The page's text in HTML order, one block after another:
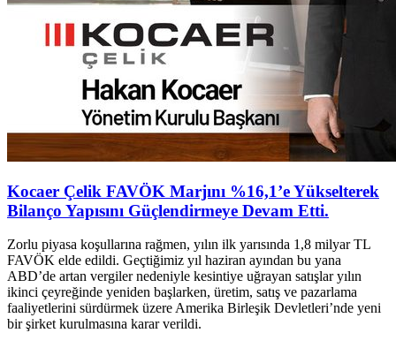
Kocaer Çelik FAVÖK Marjını %16,1’e Yükselterek
Bilanço Yapısını Güçlendirmeye Devam Etti.
Zorlu piyasa koşullarına rağmen, yılın ilk yarısında 1,8 milyar TL
FAVÖK elde edildi. Geçtiğimiz yıl haziran ayından bu yana
ABD’de artan vergiler nedeniyle kesintiye uğrayan satışlar yılın
ikinci çeyreğinde yeniden başlarken, üretim, satış ve pazarlama
faaliyetlerini sürdürmek üzere Amerika Birleşik Devletleri’nde yeni
bir şirket kurulmasına karar verildi.